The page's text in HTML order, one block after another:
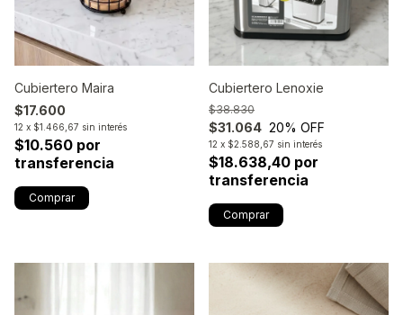
Cubiertero Maira
$17.600
12 x $1.466,67 sin interés
$10.560 por
transferencia
Cubiertero Lenoxie
$31.064
$38.830
20% OFF
12 x $2.588,67 sin interés
$18.638,40 por
transferencia